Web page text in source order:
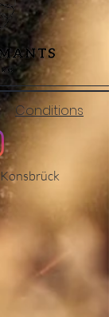
Conditions